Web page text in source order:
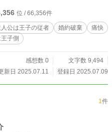
位 / 66,356件
人公は王子の従者 婚約破棄
痛快
子側
感想数 0
文字数 9,494
新日 2025.07.11
登録日 2025.07.09
1件